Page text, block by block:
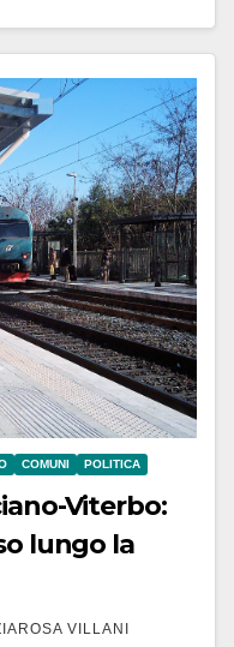
COMUNI POLITICA
Viterbo:
lungo la
VILLANI